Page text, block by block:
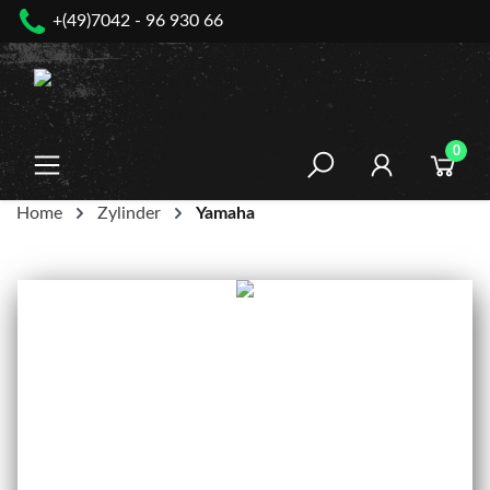
springen
+(49)7042 - 96 930 66
0
Home Zylinder Yamaha